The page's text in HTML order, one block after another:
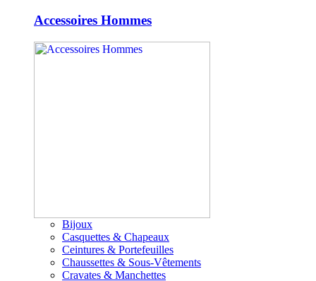
Accessoires Hommes
Bijoux
Casquettes & Chapeaux
Ceintures & Portefeuilles
Chaussettes & Sous-Vêtements
Cravates & Manchettes